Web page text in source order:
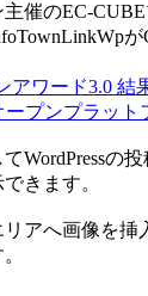
催のEC-
アワード3.0 結
ープンプラット
WordPressの
きます。
アへ画像を挿